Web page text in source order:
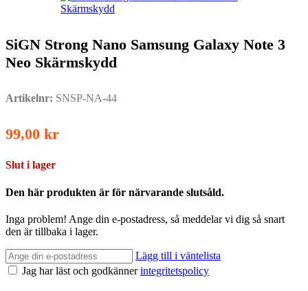
SiGN Strong Nano Samsung Galaxy Note 3
Neo Skärmskydd
Artikelnr: SNSP-NA-44
99,00 kr
Slut i lager
Den här produkten är för närvarande slutsåld.
Inga problem! Ange din e-postadress, så meddelar vi dig så snart
den är tillbaka i lager.
Lägg till i väntelista
Jag har läst och godkännerintegritetspolicy